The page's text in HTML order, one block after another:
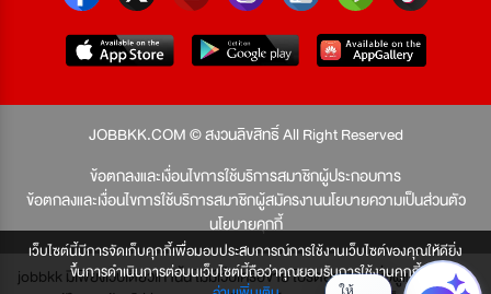
เว็บไซต์นี้มีการจัดเก็บคุกกี้เพื่อมอบประสบการณ์การใช้งานเว็บไซต์ของคุณให้ดียิ่ง
ขึ้นการดำเนินการต่อบนเว็บไซต์นี้ถือว่าคุณยอมรับการใช้งานคุกกี้
JOBBKK.COM © สงวนลิขสิทธิ์ All Right Reserved
ข้อตกลงและเงื่อนไขการใช้บริการสมาชิกผู้ประกอบการ
ข้อตกลงและเงื่อนไขการใช้บริการสมาชิกผู้สมัครงานนโยบายความเป็นส่วนตัว
นโยบายคุกกี้
jobbkk มีเพียงเว็บเดียวเท่านั้น ไม่มีเว็บเครือข่าย โปรดอย่าหลงเชื่อผู้แอบอ้าง และ